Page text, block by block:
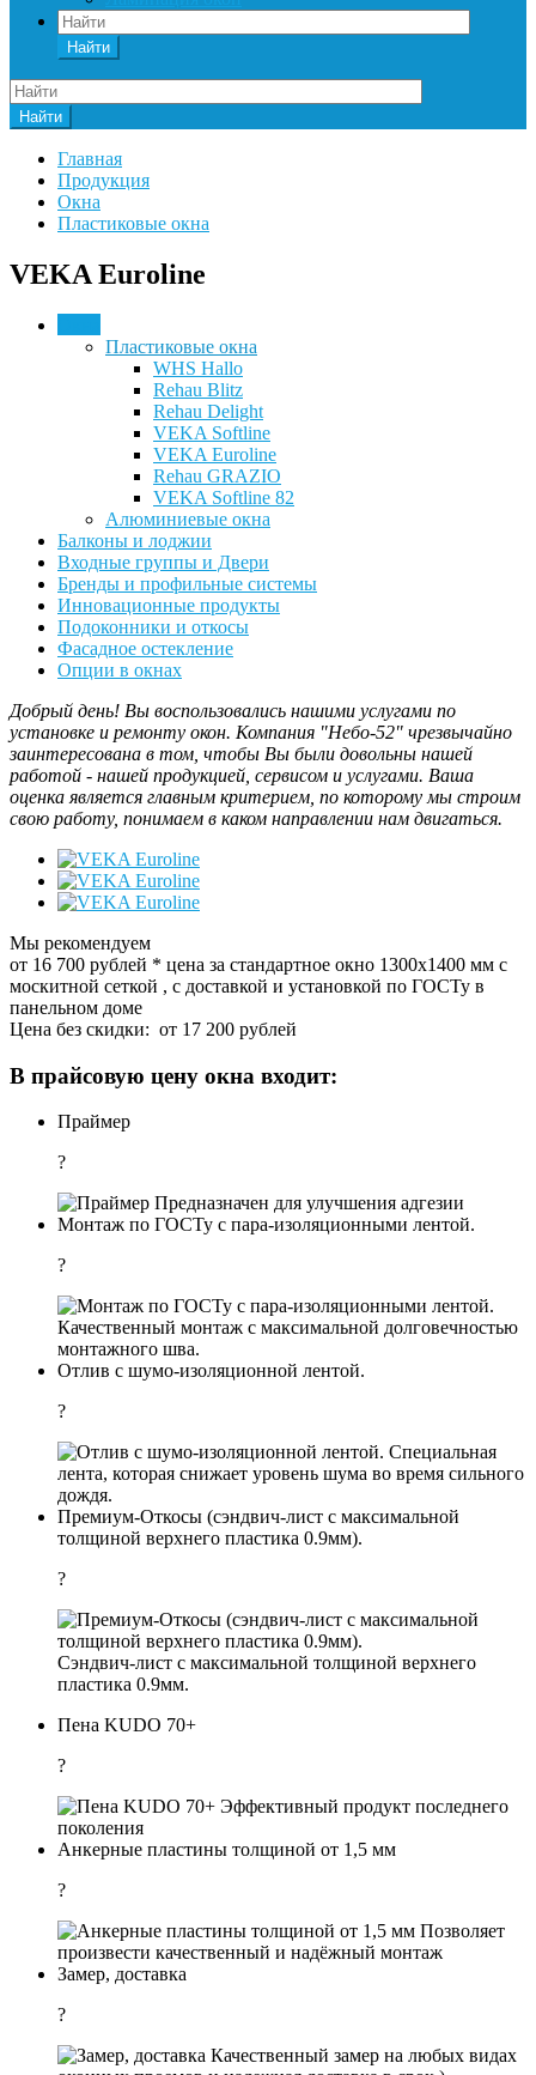
Найти
Найти
Главная
Продукция
Окна
Пластиковые окна
VEKA Euroline
Пластиковые окна
WHS Нallo
Rehau Blitz
Rehau Delight
VEKA Softline
VEKA Euroline
Rehau GRAZIO
VEKA Softline 82
Алюминиевые окна
Балконы и лоджии
Входные группы и Двери
Бренды и профильные системы
Инновационные продукты
Подоконники и откосы
Фасадное остекление
Опции в окнах
Добрый день! Вы воспользовались нашими услугами по
установке и ремонту окон. Компания "Небо-52" чрезвычайно
заинтересована в том, чтобы Вы были довольны нашей
работой - нашей продукцией, сервисом и услугами. Ваша
оценка является главным критерием, по которому мы строим
свою работу, понимаем в каком направлении нам двигаться.
Мы рекомендуем
от 16 700 рублей * цена за стандартное окно 1300x1400 мм с
москитной сеткой , с доставкой и установкой по ГОСТу в
панельном доме
Цена без скидки: от 17 200 рублей
В прайсовую цену окна входит:
Праймер
?
Предназначен для улучшения адгезии
Монтаж по ГОСТу с пара-изоляционными лентой.
?
Качественный монтаж с максимальной долговечностью
монтажного шва.
Отлив с шумо-изоляционной лентой.
?
Специальная
лента, которая снижает уровень шума во время сильного
дождя.
Премиум-Откосы (сэндвич-лист с максимальной
толщиной верхнего пластика 0.9мм).
?
Сэндвич-лист с максимальной толщиной верхнего
пластика 0.9мм.
Пена KUDO 70+
?
Эффективный продукт последнего
поколения
Анкерные пластины толщиной от 1,5 мм
?
Позволяет
произвести качественный и надёжный монтаж
Замер, доставка
?
Качественный замер на любых видах